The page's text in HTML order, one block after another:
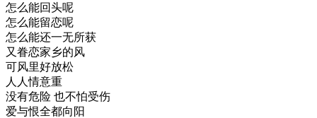
怎么能回头呢
怎么能留恋呢
怎么能还一无所获
又眷恋家乡的风
可风里好放松
人人情意重
没有危险 也不怕受伤
爱与恨全都向阳